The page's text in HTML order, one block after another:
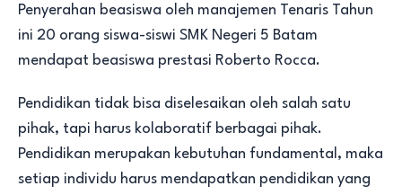
Penyerahan beasiswa oleh manajemen Tenaris Tahun
ini 20 orang siswa-siswi SMK Negeri 5 Batam
mendapat beasiswa prestasi Roberto Rocca.
Pendidikan tidak bisa diselesaikan oleh salah satu
pihak, tapi harus kolaboratif berbagai pihak.
Pendidikan merupakan kebutuhan fundamental, maka
setiap individu harus mendapatkan pendidikan yang